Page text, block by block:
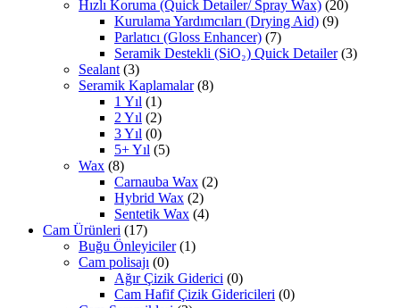
Hızlı Koruma (Quick Detailer/ Spray Wax) (20)
Kurulama Yardımcıları (Drying Aid) (9)
Parlatıcı (Gloss Enhancer) (7)
Seramik Destekli (SiO₂) Quick Detailer (3)
Sealant (3)
Seramik Kaplamalar (8)
1 Yıl (1)
2 Yıl (2)
3 Yıl (0)
5+ Yıl (5)
Wax (8)
Carnauba Wax (2)
Hybrid Wax (2)
Sentetik Wax (4)
Cam Ürünleri (17)
Buğu Önleyiciler (1)
Cam polisajı (0)
Ağır Çizik Giderici (0)
Cam Hafif Çizik Gidericileri (0)